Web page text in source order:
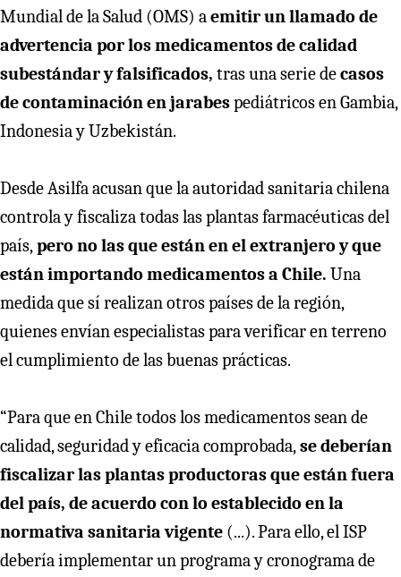
Mundial de la Salud (OMS) aemitir un llamado de
advertencia por los medicamentos de calidad
subestándar y falsificados, tras una serie decasos
de contaminación en jarabespediátricos en Gambia,
Indonesia y Uzbekistán.
Desde Asilfa acusan que la autoridad sanitaria chilena
controla y fiscaliza todas las plantas farmacéuticas del
país,pero no las que están en el extranjero y que
están importando medicamentos a Chile. Una
medida que sí realizan otros países de la región,
quienes envían especialistas para verificar en terreno
el cumplimiento de las buenas prácticas.
“Para que en Chile todos los medicamentos sean de
calidad, seguridad y eficacia comprobada,se deberían
fiscalizar las plantas productoras que están fuera
del país, de acuerdo con lo establecido en la
normativa sanitaria vigente (...). Para ello, el ISP
debería implementar un programa y cronograma de